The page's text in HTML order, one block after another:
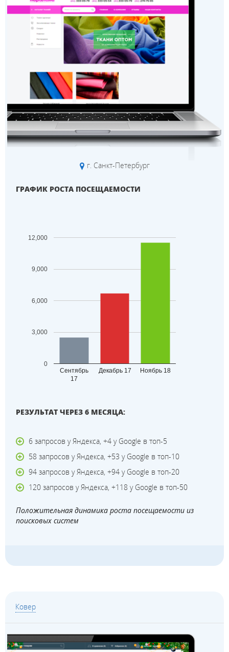
г. Санкт-Петербург
ГРАФИК РОСТА ПОСЕЩАЕМОСТИ
Сентябрь
17
Декабрь 17 Ноябрь 18
0
3,000
6,000
9,000
12,000
РЕЗУЛЬТАТ ЧЕРЕЗ 6 МЕСЯЦА:
6 запросов у Яндекса, +4 у Google в топ-5
58 запросов у Яндекса, +53 у Google в топ-10
94 запросов у Яндекса, +94 у Google в топ-20
120 запросов у Яндекса, +118 у Google в топ-50
Положительная динамика роста посещаемости из
поисковых систем
Ковер